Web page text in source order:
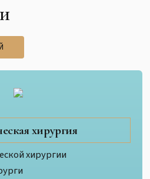
хирургия
хирургии